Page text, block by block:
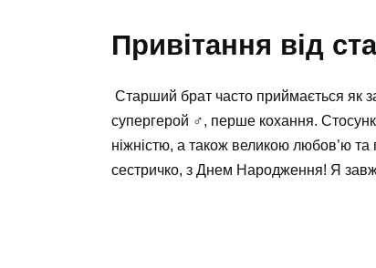
Привітання від
Старший брат часто приймається як
супергерой ‍♂️, перше кохання.
ніжністю, а також великою любов’ю
сестричко, з Днем Народження! Я